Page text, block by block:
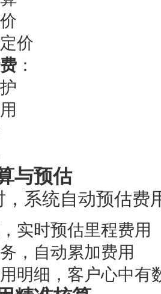
价
：
与预估
，系统自动预估费
实时预估里程费用
，自动累加费用
明细，客户心中有